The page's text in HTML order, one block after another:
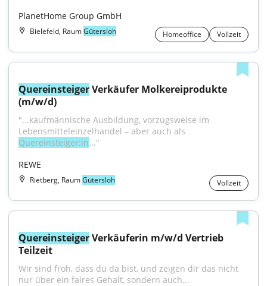
PlanetHome Group GmbH
Bielefeld, RaumGütersloh Homeoffice Vollzeit
Quereinsteiger Verkäufer Molkereiprodukte
(m/w/d)
"...kaufmännische Ausbildung, vorzugsweise im
Quereinsteiger:in..."
REWE
Rietberg, RaumGütersloh Vollzeit
Quereinsteiger Verkäuferin m/w/d Vertrieb
Teilzeit
Wir sind froh, dass du da bist, und zeigen dir das nicht
nur über ein faires Gehalt, sondern auch...